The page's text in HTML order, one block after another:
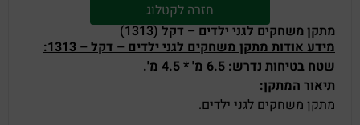
חזרה לקטלוג
מתקן משחקים לגני ילדים – דקל (1313)
מידע אודות מתקן משחקים לגני ילדים – דקל – 1313:
שטח בטיחות נדרש: 6.5 מ' * 4.5 מ'.
תיאור המתקן:
מתקן משחקים לגני ילדים.